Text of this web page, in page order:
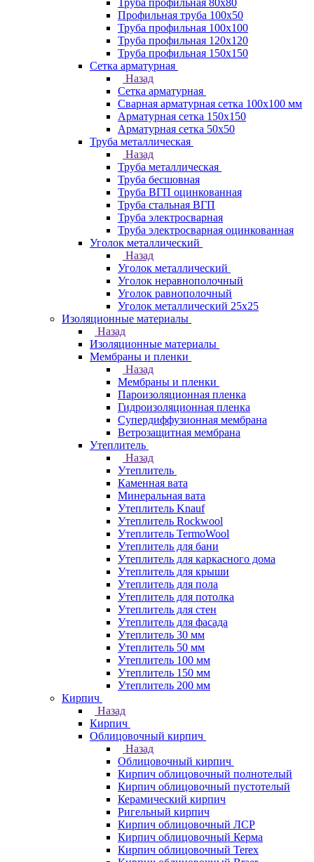
Труба профильная 80х80
Профильная труба 100х50
Труба профильная 100х100
Труба профильная 120х120
Труба профильная 150х150
Сетка арматурная
Назад
Сетка арматурная
Сварная арматурная сетка 100х100 мм
Арматурная сетка 150х150
Арматурная сетка 50х50
Труба металлическая
Назад
Труба металлическая
Труба бесшовная
Труба ВГП оцинкованная
Труба стальная ВГП
Труба электросварная
Труба электросварная оцинкованная
Уголок металлический
Назад
Уголок металлический
Уголок неравнополочный
Уголок равнополочный
Уголок металлический 25х25
Изоляционные материалы
Назад
Изоляционные материалы
Мембраны и пленки
Назад
Мембраны и пленки
Пароизоляционная пленка
Гидроизоляционная пленка
Супердиффузионная мембрана
Ветрозащитная мембрана
Утеплитель
Назад
Утеплитель
Каменная вата
Минеральная вата
Утеплитель Knauf
Утеплитель Rockwool
Утеплитель TermoWool
Утеплитель для бани
Утеплитель для каркасного дома
Утеплитель для крыши
Утеплитель для пола
Утеплитель для потолка
Утеплитель для стен
Утеплитель для фасада
Утеплитель 30 мм
Утеплитель 50 мм
Утеплитель 100 мм
Утеплитель 150 мм
Утеплитель 200 мм
Кирпич
Назад
Кирпич
Облицовочный кирпич
Назад
Облицовочный кирпич
Кирпич облицовочный полнотелый
Кирпич облицовочный пустотелый
Керамический кирпич
Ригельный кирпич
Кирпич облицовочный ЛСР
Кирпич облицовочный Керма
Кирпич облицовочный Terex